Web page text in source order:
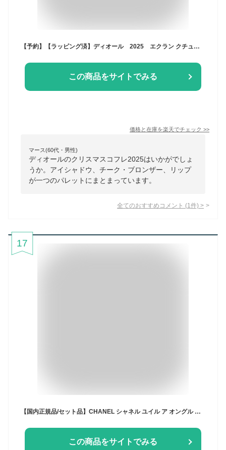
【予約】【ラッピング済】ディオール 2025 エクラン クチュール マルチユース パレット Circus of Dreams 10月10日より順次発送 2025クリスマスコフレ ホリデーコレクション ギフト プレゼント クリスマス 彼女 家族
この商品をサイトでみる
価格と在庫を楽天でチェック >>
マース(60代・男性)
ディオールのクリスマスコフレ2025はいかがでしょ
うか。アイシャドウ、チーク・ブロンザー、リップ
が一つのパレットにまとまっています。
全てのおすすめコメント (1 件) >
17
【国内正規品/セット品】CHANEL シャネル ユイル ア オングル ネイルオイル ＋ チャンス オータンドゥル ヘアミスト コフレ 2025 ギフト ギフトセット プレゼント ショッパー付き ギフトBOX付 (CHANEL チャーム アトマイザーセット)
この商品をサイトでみる